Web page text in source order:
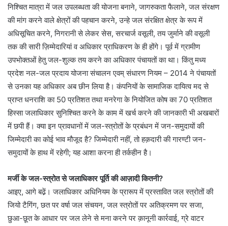
निश्चित मात्रा में जल उपलब्धता की योजना बनाने, जागरुकता फैलाने, जल संरक्षण
की मांग करने वाले क्षेत्रों की पहचान करने, उन्हे जल संरक्षित क्षेत्र के रूप में
अधिसूचित करने, निगरानी से लेकर सेस, सरचार्ज वसूली, तय जुर्माने की वसूली
तक की सारी ज़िम्मेदारियां व अधिकार प्राधिकरण के ही होंगे। पूर्व में ग्रामीण
उपभोक्तओं हेतु जल-शुल्क तय करने का अधिकार पंचायतों का था। किंतु मध्य
प्रदेश नल-जल प्रदाय योजना संचालन एवम् संधारण नियम – 2014 ने पंचायतों
से उनका यह अधिकार अब छीन लिया है। कंपनियों के सामाजिक दायित्व मद से
प्राप्त धनराशि का 50 प्रतिशत तथा मनरेगा के नियोजित कोष का 70 प्रतिशत
हिस्सा जलाधिकार सुनिश्चित करने के काम में खर्च करने की जानकारी भी अखबारों
में छपी हैं। क्या इन प्रावधानों में जल-स्त्रोतों के प्रबंधन में जन-समुदायों की
जिम्मेदारी का कोई भाव मौजूद है? जिम्मेदारी नहीं, तो हक़दारी की गारण्टी जन-
समुदायों के हाथ में रहेगी; यह आशा करना ही तर्कहीन है।
मर्जी के जल-स्त्रोत से जलाधिकार पूर्ति की आज़ादी कितनी?
आइए, आगे बढे़ं। जलाधिकार अधिनियम के प्रारूप में प्रस्तावित जल स्त्रोतों की
जियो टैगिंग, छत पर वर्षा जल संचयन, जल स्त्रोतों पर अतिक्रमण पर सजा,
छुआ-छूत के आधार पर जल लेने से मना करने पर क़ानूनी कार्रवाई, ग्रे वाटर